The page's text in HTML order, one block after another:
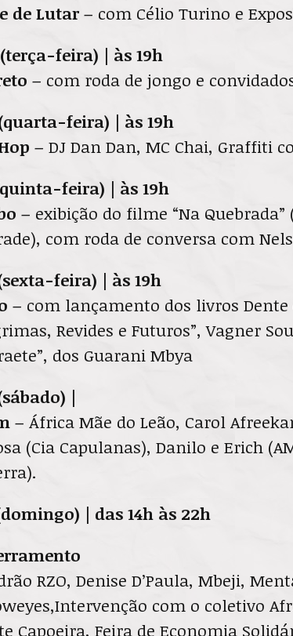
de Lutar – com Célio Turino e
feira) | às 19h
– com roda de jongo e
feira) | às 19h
– DJ Dan Dan, MC Chai, Graffiti
feira) | às 19h
– exibição do filme “Na
com roda de conversa com
feira) | às 19h
– com lançamento dos livros Dente
Revides e Futuros”, Vagner
dos Guarani Mbya
|
– África Mãe do Leão, Carol
(Cia Capulanas), Danilo e Erich
| das 14h às 22h
RZO, Denise D’Paula, Mbeji,
com o coletivo
Capoeira, Feira de Economia